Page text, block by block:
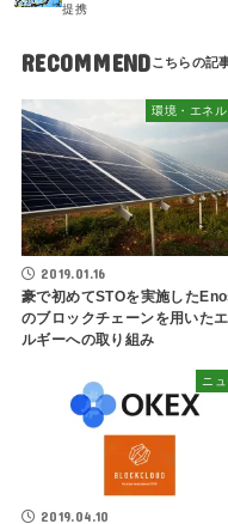
提携
RECOMMEND
環境・エネル
2019.01.16
豪で初めてSTOを実施した
のブロックチェーンを用いた
ルギーへの取り組み
ニ
2019.04.10